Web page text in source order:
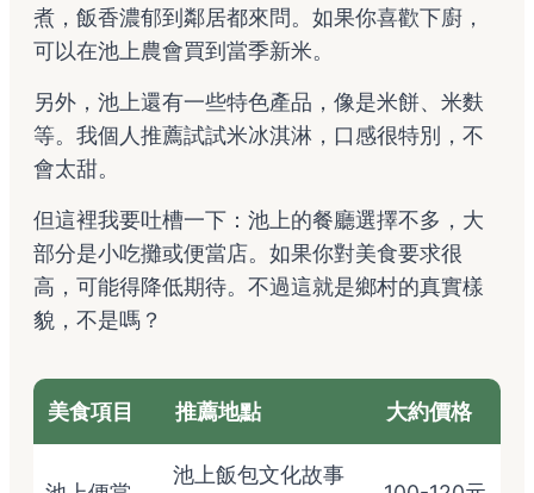
煮，飯香濃郁到鄰居都來問。如果你喜歡下廚，
可以在池上農會買到當季新米。
另外，池上還有一些特色產品，像是米餅、米麩
等。我個人推薦試試米冰淇淋，口感很特別，不
會太甜。
但這裡我要吐槽一下：池上的餐廳選擇不多，大
部分是小吃攤或便當店。如果你對美食要求很
高，可能得降低期待。不過這就是鄉村的真實樣
貌，不是嗎？
美食項目 推薦地點 大約價格
池上飯包文化故事